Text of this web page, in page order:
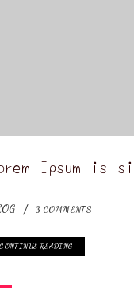
Ipsum is
3 COMMENTS
CONTINUE READING